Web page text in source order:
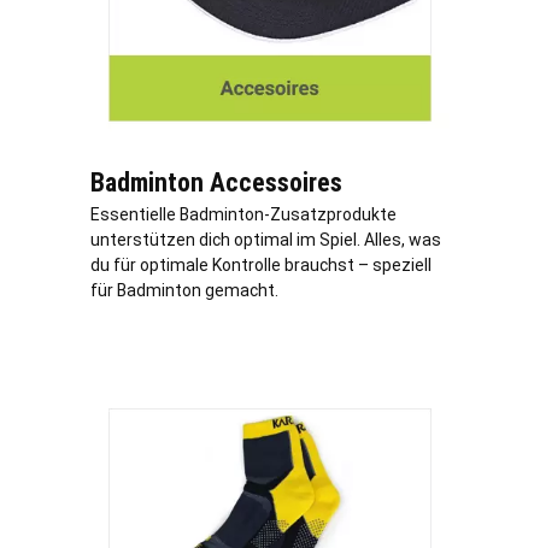
Badminton Accessoires
Essentielle Badminton-Zusatzprodukte
unterstützen dich optimal im Spiel. Alles, was
du für optimale Kontrolle brauchst – speziell
für Badminton gemacht.